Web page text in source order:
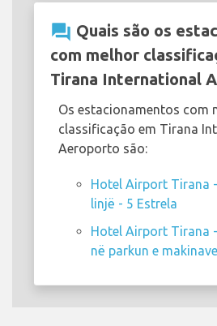
question_answer Quais são os
com melhor
Tirana International
Os estacionamentos com
classificação em Tirana
Aeroporto são:
Hotel Airport Tirana
linjë - 5 Estrela
Hotel Airport Tirana
në parkun e